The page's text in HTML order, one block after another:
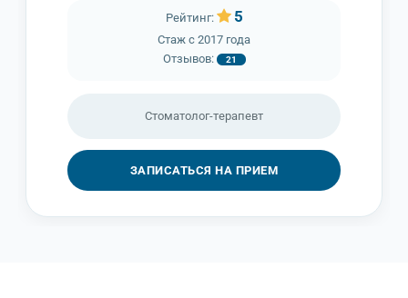
Рейтинг: 5
Стаж с 2017 года
Отзывов:
21
Cтоматолог-терапевт
ЗАПИСАТЬСЯ НА ПРИЕМ